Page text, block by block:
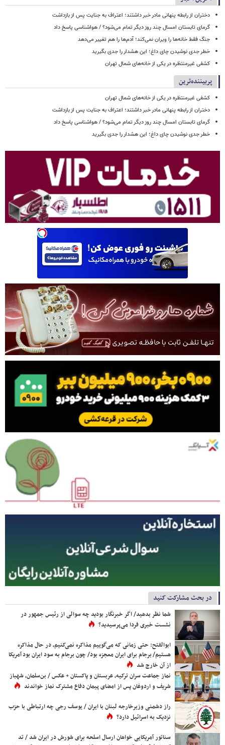
دختران از رابطه پنهانی مادر خبر داشتند؛ اعتراف به جنایت پس از بازداشت
گرمای تابستان امسال چند روز دیگر تمام می‌شود؟ / هواشناسی پاسخ داد
جنگ فقط خانه‌ها را ویران نمی‌کند؛ آدم‌ها را هم تغییر می‌دهد
خطر جدی نوشیدن چای داغ؛ این هشدار را جدی بگیرید
کشفی غیرمنتظره در یکی از خانه‌های شمال تهران
پربیننده‌ترین
کشفی غیرمنتظره در یکی از خانه‌های شمال تهران
دختران از رابطه پنهانی مادر خبر داشتند؛ اعتراف به جنایت پس از بازداشت
گرمای تابستان امسال چند روز دیگر تمام می‌شود؟ / هواشناسی پاسخ داد
خطر جدی نوشیدن چای داغ؛ این هشدار را جدی بگیرید
در بحث مشارکت کنید
شما نظر بدهید/ اگر خبرنگار بودید چه سوالی از رئیس جمهور در
نشست خبری فردا می‌پرسیدید؟
ابوالفتح: حتی زمانی که می‌گوییم مذاکره نمی‌کنیم، در حال مذاکره
هستیم/ برجام برای ایران معجزه بود/ چون برجام به سود ایران بود آمریکا
از آن خارج شد
نماز جماعت سران ترکیه، عربستان و پاکستان + عکس / بن‌سلمان، شهباز
شریف و اردوغان پس از امضای پیمان دفاع مشترک نماز خواندند
راز دشمنی وزیرخارجه لبنان با ایران / یوسف رجی چه ارتباطی با حزب
نزدیک به اسرائیل دارد؟
سناتور آمریکایی خواهان ارسال اسلحه برای شورش در ایران شد / تد